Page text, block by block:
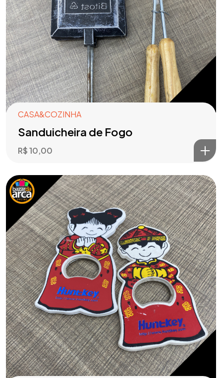
CASA&COZINHA
Sanduicheira de Fogo
R$10,00